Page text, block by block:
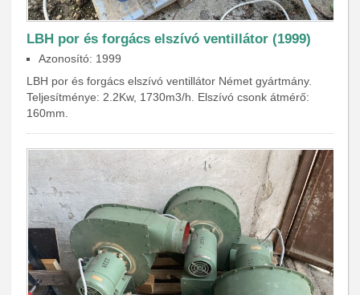
LBH por és forgács elszívó ventillátor (1999)
Azonosító: 1999
LBH por és forgács elszívó ventillátor Német gyártmány.
Teljesítménye: 2.2Kw, 1730m3/h. Elszívó csonk átmérő:
160mm.